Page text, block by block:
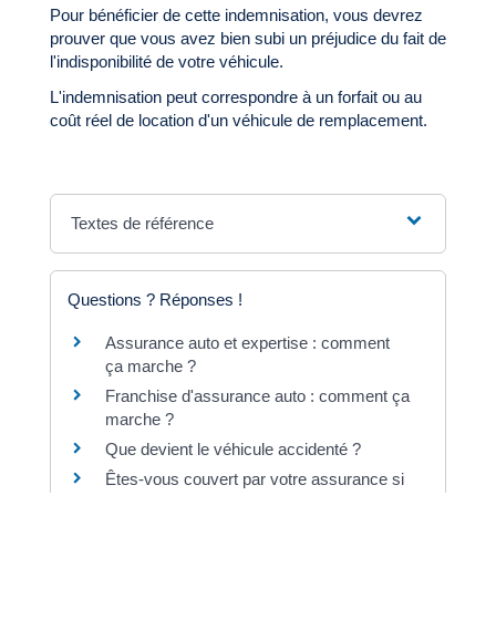
Pour bénéficier de cette indemnisation, vous devrez
prouver que vous avez bien subi un préjudice du fait de
l'indisponibilité de votre véhicule.
L'indemnisation peut correspondre à un forfait ou au
coût réel de location d'un véhicule de remplacement.
Textes de référence
Questions ? Réponses !
Assurance auto et expertise : comment
ça marche ?
Franchise d'assurance auto : comment ça
marche ?
Que devient le véhicule accidenté ?
Êtes-vous couvert par votre assurance si